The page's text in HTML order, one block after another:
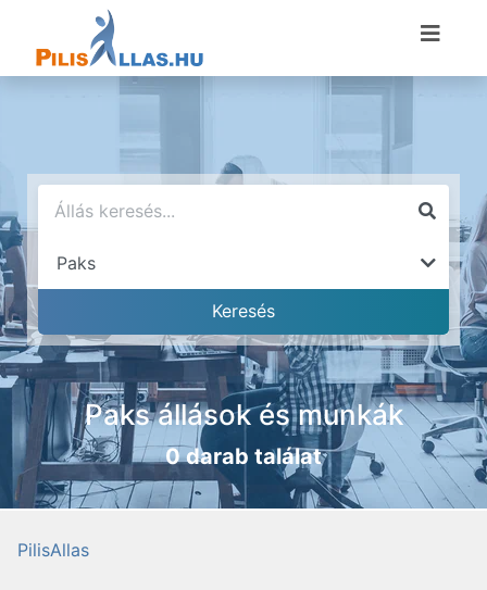
Paks állások és munkák
0 darab találat
PilisAllas